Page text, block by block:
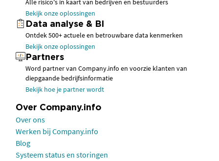
Alle risico's in kaart van bedrijven en bestuurders
Bekijk onze oplossingen
Data analyse & BI
Ontdek 500+ actuele en betrouwbare data kenmerken
Bekijk onze oplossingen
Partners
Word partner van Company.info en voorzie klanten van
diepgaande bedrijfsinformatie
Bekijk hoe je partner wordt
Over Company.info
Over ons
Werken bij Company.info
Blog
Systeem status en storingen